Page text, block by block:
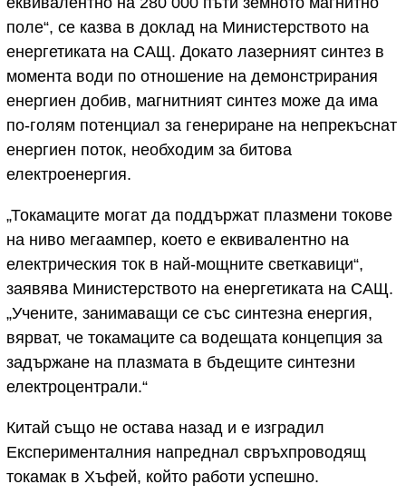
поле“, се казва в доклад на Министерството на
енергетиката на САЩ. Докато лазерният синтез в
момента води по отношение на демонстрирания
енергиен добив, магнитният синтез може да има
по-голям потенциал за генериране на непрекъснат
енергиен поток, необходим за битова
електроенергия.
„Токамаците могат да поддържат плазмени токове
на ниво мегаампер, което е еквивалентно на
електрическия ток в най-мощните светкавици“,
заявява Министерството на енергетиката на САЩ.
„Учените, занимаващи се със синтезна енергия,
вярват, че токамаците са водещата концепция за
задържане на плазмата в бъдещите синтезни
електроцентрали.“
Китай също не остава назад и е изградил
Експерименталния напреднал свръхпроводящ
токамак в Хъфей, който работи успешно.